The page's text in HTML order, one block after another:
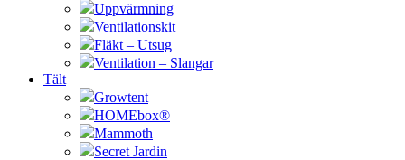
Uppvärmning
Ventilationskit
Fläkt – Utsug
Ventilation – Slangar
Tält
Growtent
HOMEbox®
Mammoth
Secret Jardin